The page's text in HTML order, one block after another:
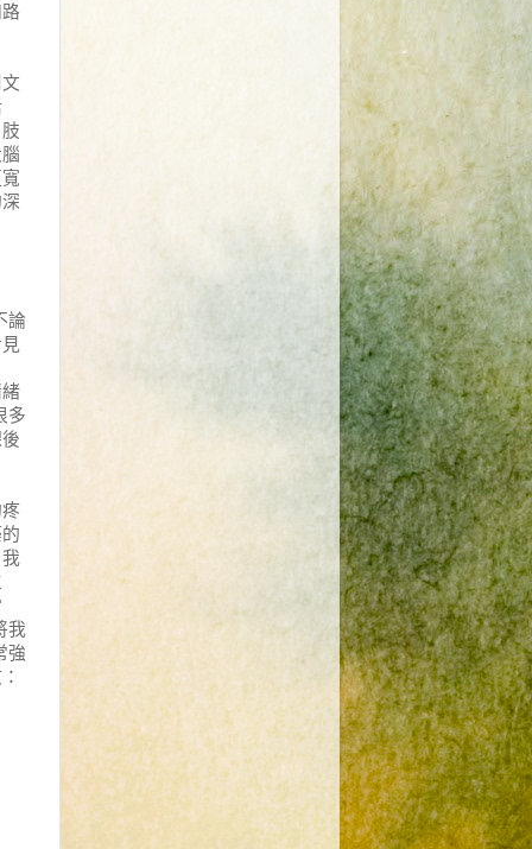
論
多
我
強